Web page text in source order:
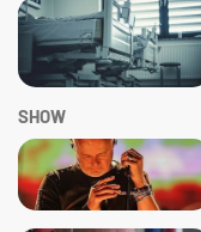
SHOW